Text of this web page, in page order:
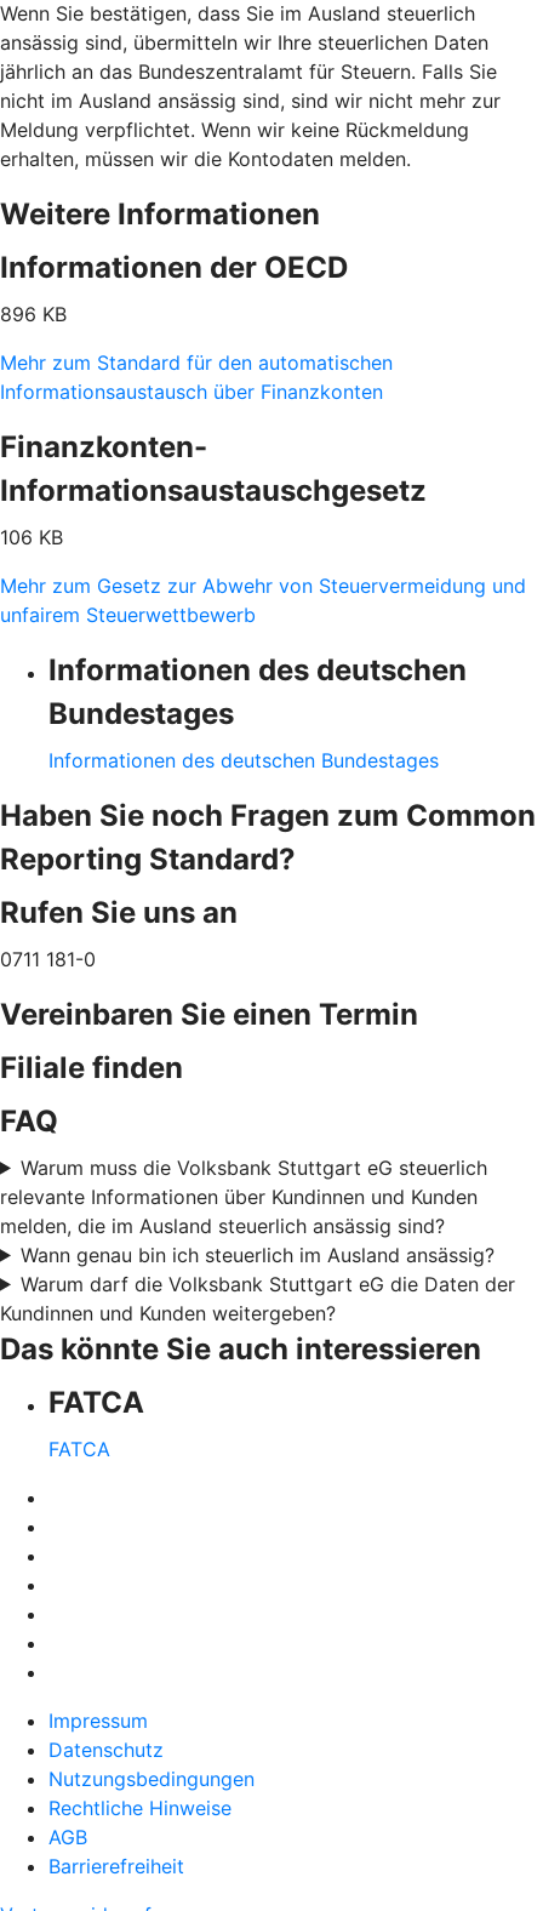
Wenn Sie bestätigen, dass Sie im Ausland steuerlich
ansässig sind, übermitteln wir Ihre steuerlichen Daten
jährlich an das Bundeszentralamt für Steuern. Falls Sie
nicht im Ausland ansässig sind, sind wir nicht mehr zur
Meldung verpflichtet. Wenn wir keine Rückmeldung
erhalten, müssen wir die Kontodaten melden.
Weitere Informationen
Informationen der OECD
896 KB
Mehr zum Standard für den automatischen
Informationsaustausch über Finanzkonten
Finanzkonten-
Informationsaustauschgesetz
106 KB
Mehr zum Gesetz zur Abwehr von Steuervermeidung und
unfairem Steuerwettbewerb
Informationen des deutschen
Bundestages
Informationen des deutschen Bundestages
Haben Sie noch Fragen zum Common
Reporting Standard?
Rufen Sie uns an
0711 181-0
Vereinbaren Sie einen Termin
Filiale finden
FAQ
Warum muss die Volksbank Stuttgart eG steuerlich
relevante Informationen über Kundinnen und Kunden
melden, die im Ausland steuerlich ansässig sind?
Wann genau bin ich steuerlich im Ausland ansässig?
Warum darf die Volksbank Stuttgart eG die Daten der
Kundinnen und Kunden weitergeben?
Das könnte Sie auch interessieren
FATCA
FATCA
Impressum
Datenschutz
Nutzungsbedingungen
Rechtliche Hinweise
AGB
Barrierefreiheit